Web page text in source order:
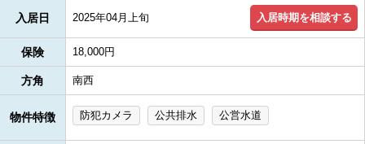
入居日 2025年04月上旬 入居時期を相談する
保険 18,000円
方角 南西
物件特徴 防犯カメラ 公共排水 公営水道